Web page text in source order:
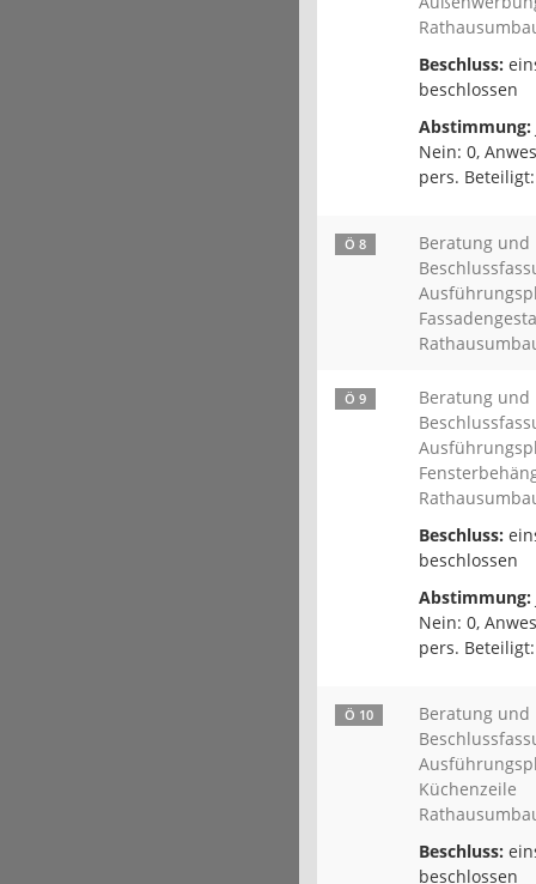
Beschluss:
beschlossen
Abstimmung:
Nein: 0,
pers.
Ö 8
Beratung und
Ö 9
Beratung und
Beschluss:
beschlossen
Abstimmung:
Nein: 0,
pers.
Ö 10
Beratung und
Küchenzeile
Beschluss:
beschlossen